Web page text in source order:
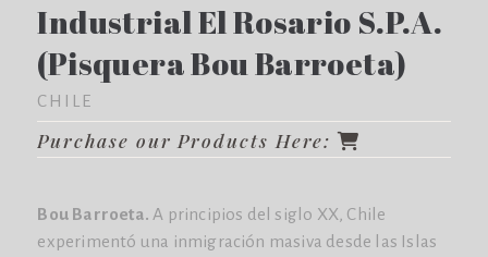
Industrial El Rosario S.P.A.
(Pisquera Bou Barroeta)
CHILE
Purchase our Products Here:
Bou Barroeta. A principios del siglo XX, Chile
experimentó una inmigración masiva desde las Islas